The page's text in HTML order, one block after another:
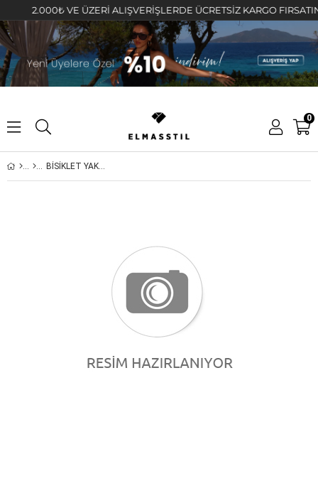
2.000₺ VE ÜZERİ ALIŞVERİŞLERDE ÜCRETSİZ KARGO FIRSATINI
0
BİSİKLET YAKA BASIC T-SHIRT